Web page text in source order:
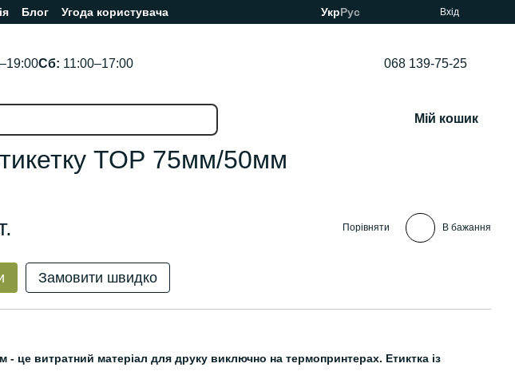
Блог
Угода користувача
УкрРус Вхід
Сб: 11:00–17:00 068 139-75-25
Мій кошик
ТОР 75мм/50мм
Порівняти В бажання
Замовити швидко
- це витратний матеріал для друку виключно на термопринтерах. Етиктка із